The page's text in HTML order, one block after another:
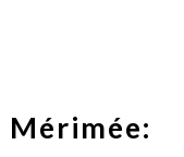
Mérimée: